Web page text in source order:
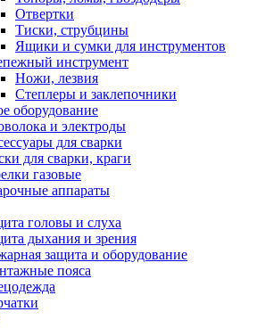
Отвертки
Тиски, струбцины
Ящики и сумки для инструментов
инструмент
Ножи, лезвия
Степлеры и заклепочники
оборудование
и электроды
для сварки
для сварки, краги
газовые
аппараты
головы и слуха
дыхания и зрения
защита и оборудование
пояса